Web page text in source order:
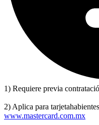
1) Requiere previa
2) Aplica para
www.mastercard.com.mx